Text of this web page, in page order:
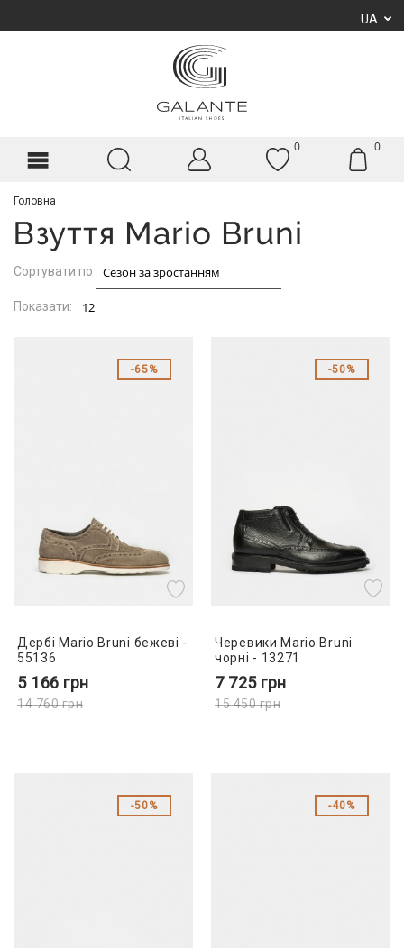
UA
0 0
Головна
Взуття Mario Bruni
Сортувати по
Показати:
65%
Дербі Mario Bruni бежеві -
55136
5 166 грн
14 760грн
50%
Черевики Mario Bruni
чорні - 13271
7 725 грн
15 450грн
50% 40%